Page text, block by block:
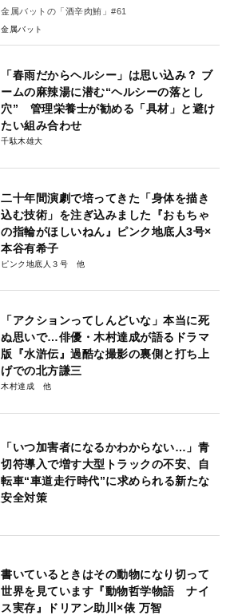
金属バットの「酒辛肉鮪」#61
金属バット
「春雨だからヘルシー」は思い込み？ ブ
ームの麻辣湯に潜む“ヘルシーの落とし
穴” 管理栄養士が勧める「具材」と避け
たい組み合わせ
千駄木雄大
二十年間演劇で培ってきた「身体を描き
込む技術」を注ぎ込みました『おもちゃ
の指輪がほしいねん』ピンク地底人3号×
本谷有希子
ピンク地底人３号
「アクションってしんどいな」本当に死
ぬ思いで…俳優・木村達成が語るドラマ
版『水滸伝』過酷な撮影の裏側と打ち上
げでの北方謙三
木村達成
「いつ加害者になるかわからない…」青
切符導入で増す大型トラックの不安、自
転車“車道走行時代”に求められる新たな
安全対策
書いているときはその動物になり切って
世界を見ています『動物哲学物語 ナイ
ス実存』ドリアン助川×俵 万智